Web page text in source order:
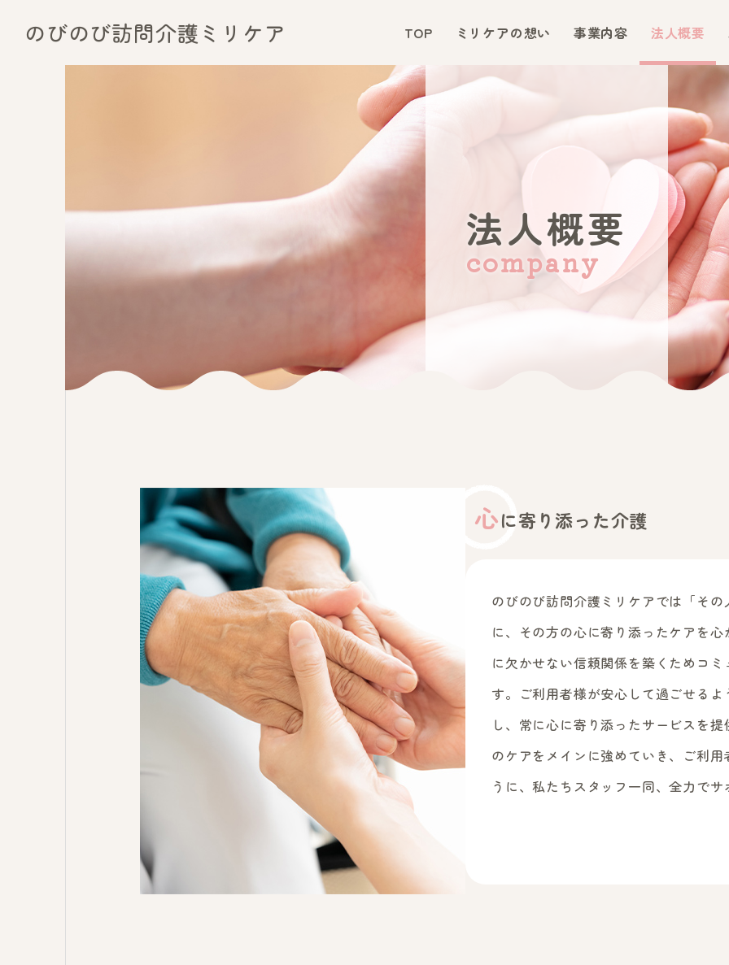
のびのび訪問介護ミリケア TOP ミリケアの想い 事業内容 法人概要
法人概要
心に寄り添った介護
のびのび訪問介護ミリケアでは「そ
に、その方の心に寄り添ったケアを
に欠かせない信頼関係を築くためコ
す。ご利用者様が安心して過ごせる
し、常に心に寄り添ったサービスを
のケアをメインに強めていき、ご利
うに、私たちスタッフ一同、全力でサ